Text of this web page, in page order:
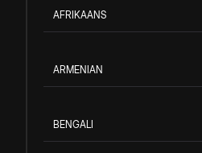
AFRIKAANS
ARMENIAN
BENGALI